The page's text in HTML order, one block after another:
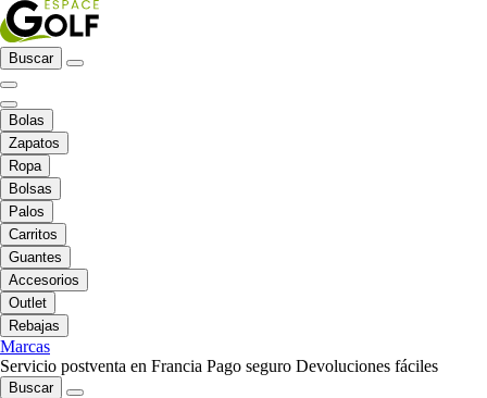
Buscar
Bolas
Zapatos
Ropa
Bolsas
Palos
Carritos
Guantes
Accesorios
Outlet
Rebajas
Marcas
Servicio postventa en Francia Pago seguro Devoluciones fáciles
Buscar